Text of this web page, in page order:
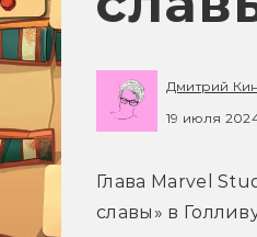
Дмитрий
19 июля 2024
Глава Marvel
славы» в